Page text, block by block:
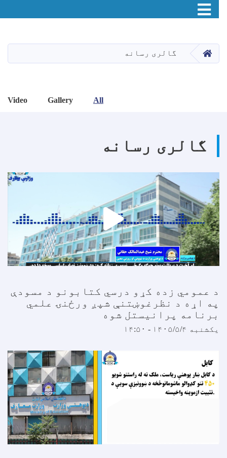
Toggle navigation
HOME گالری رسانه
All
Gallery
Video
گالری رسانه
د عمومي زده کړو درسي کتابونو د مسودې
په اړه د نظرغوښتنې شپږ ورځنۍ علمي
برنامه پرانیستل شوه
یکشنبه ۱۴۰۵/۵/۴ - ۱۴:۵۰